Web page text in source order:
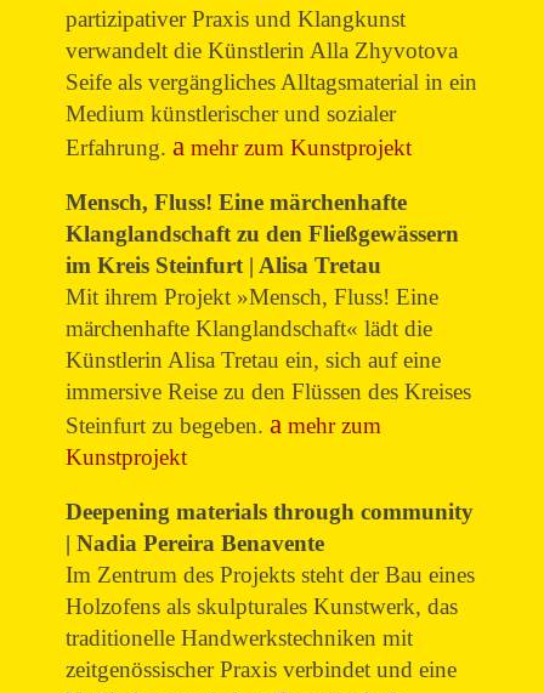
partizipativer Praxis und Klangkunst
verwandelt die Künstlerin Alla Zhyvotova
Seife als vergängliches Alltagsmaterial in ein
Medium künstlerischer und sozialer
Erfahrung.
mehr zum Kunstprojekt
Mensch, Fluss! Eine märchenhafte
Klanglandschaft zu den Fließgewässern
im Kreis Steinfurt | Alisa Tretau
Mit ihrem Projekt »Mensch, Fluss! Eine
märchenhafte Klanglandschaft« lädt die
Künstlerin Alisa Tretau ein, sich auf eine
immersive Reise zu den Flüssen des Kreises
Steinfurt zu begeben.
mehr zum
Kunstprojekt
Deepening materials through community
| Nadia Pereira Benavente
Im Zentrum des Projekts steht der Bau eines
Holzofens als skulpturales Kunstwerk, das
traditionelle Handwerkstechniken mit
zeitgenössischer Praxis verbindet und eine